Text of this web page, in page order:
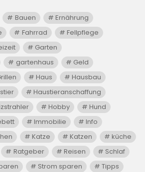
Bauen
Ernährung
Fahrrad
Fellpflege
Garten
gartenhaus
Geld
Haus
Hausbau
Haustieranschaffung
Hobby
Hund
Immobilie
Info
Katze Katzen
küche
Ratgeber Reisen
Schlaf
Strom sparen Tipps